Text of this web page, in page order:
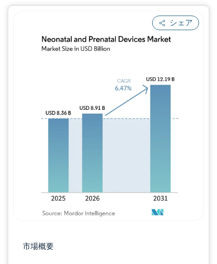
シェア
市場概要